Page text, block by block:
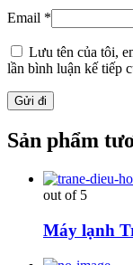
Email *
Lưu tên của tôi,
lần bình luận kế tiếp
Sản phẩm
out of 5
Máy lạnh